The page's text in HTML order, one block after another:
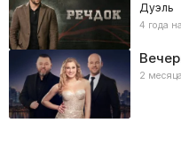
Дуэль
4 года
2